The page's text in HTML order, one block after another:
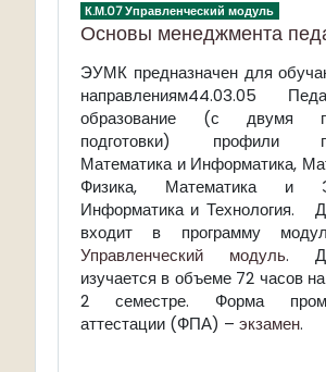
К.М.07 Управленческий модуль
Основы менеджмента
ЭУМК предназначен для
направлениям44.03.05
образование (с двумя
подготовки) профили
Математика и Информатика,
Физика, Математика и
Информатика и Технология.
входит в программу
Управленческий модуль.
изучается в объеме 72 часов на
2 семестре. Форма
аттестации (ФПА) – экзамен.